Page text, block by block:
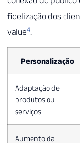
fidelização dos
value4.
Personalização
Adaptação de
produtos ou
serviços
Aumento da